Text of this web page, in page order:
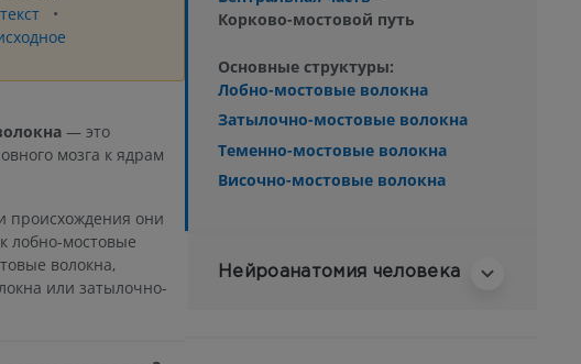
— это
мозга к ядрам
происхождения они
лобно-мостовые
волокна,
или затылочно-
Корково-мостовой путь
Основные структуры:
Лобно-мостовые волокна
Затылочно-мостовые волокна
Теменно-мостовые волокна
Височно-мостовые волокна
Нейроанатомия человека